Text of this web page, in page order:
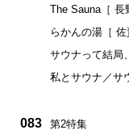
The Sauna［ 長
らかんの湯［
サウナって結局
私とサウナ／サ
083 第2特集